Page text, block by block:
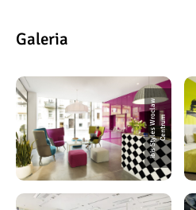
Galeria
i
bi
s
S
t
y
l
e
s
W
r
o
c
l
a
w
C
e
n
t
r
um